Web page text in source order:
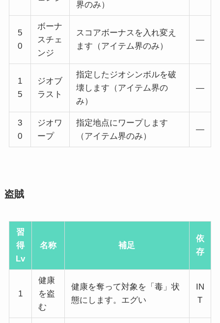
界のみ）
5
0
ボーナ
スチェ
ンジ
スコアボーナスを入れ変え
ます（アイテム界のみ）
―
1
5
ジオブ
ラスト
指定したジオシンボルを破
壊します（アイテム界の
み）
―
3
0
ジオワ
ープ
指定地点にワープします
（アイテム界のみ）
―
盗賊
習
得
Lv
名称 補足
依
存
1
健康
を盗
む
健康を奪って対象を「毒」状
態にします。エグい
IN
T